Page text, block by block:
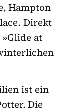
Hampton
Direkt
at
ist ein
Die